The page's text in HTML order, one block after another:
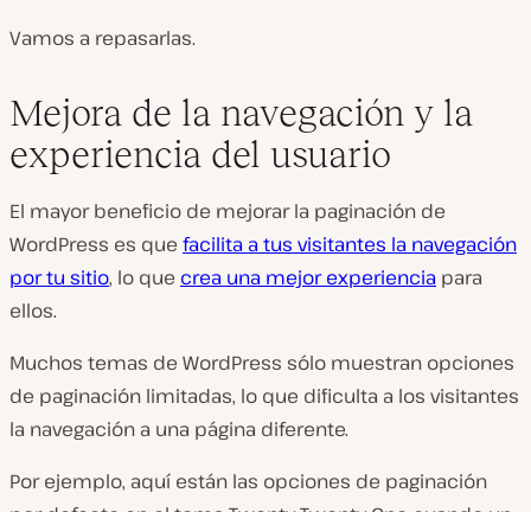
Vamos a repasarlas.
Mejora de la navegación y la
experiencia del usuario
El mayor beneficio de mejorar la paginación de
WordPress es que facilita a tus visitantes la navegación
por tu sitio, lo que crea una mejor experiencia para
ellos.
Muchos temas de WordPress sólo muestran opciones
de paginación limitadas, lo que dificulta a los visitantes
la navegación a una página diferente.
Por ejemplo, aquí están las opciones de paginación